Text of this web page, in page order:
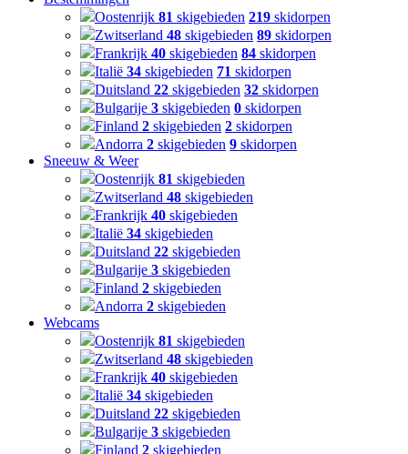
Oostenrijk 81 skigebieden 219 skidorpen
Zwitserland 48 skigebieden 89 skidorpen
Frankrijk 40 skigebieden 84 skidorpen
Italië 34 skigebieden 71 skidorpen
Duitsland 22 skigebieden 32 skidorpen
Bulgarije 3 skigebieden 0 skidorpen
Finland 2 skigebieden 2 skidorpen
Andorra 2 skigebieden 9 skidorpen
Sneeuw & Weer
Oostenrijk 81 skigebieden
Zwitserland 48 skigebieden
Frankrijk 40 skigebieden
Italië 34 skigebieden
Duitsland 22 skigebieden
Bulgarije 3 skigebieden
Finland 2 skigebieden
Andorra 2 skigebieden
Webcams
Oostenrijk 81 skigebieden
Zwitserland 48 skigebieden
Frankrijk 40 skigebieden
Italië 34 skigebieden
Duitsland 22 skigebieden
Bulgarije 3 skigebieden
Finland 2 skigebieden